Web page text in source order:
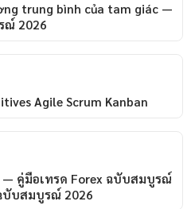
trung bình của tam giác —
2026
Agile Scrum Kanban
— คู่มือเทรด Forex ฉบับสมบูรณ์
บสมบูรณ์ 2026